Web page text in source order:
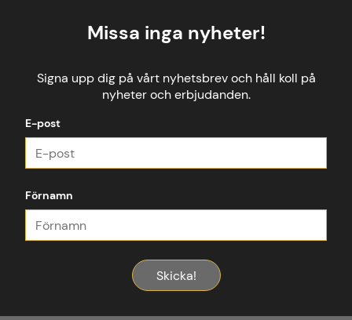
Missa inga nyheter!
Signa upp dig på vårt nyhetsbrev och håll koll på
nyheter och erbjudanden.
E-post
Förnamn
Skicka!